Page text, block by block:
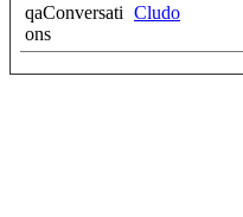
qaConversati
ons
Cludo